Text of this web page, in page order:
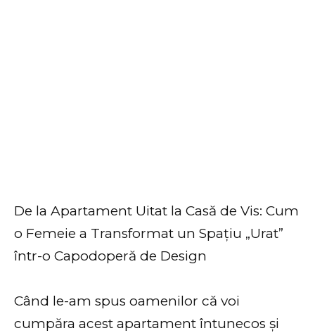
De la Apartament Uitat la Casă de Vis: Cum
o Femeie a Transformat un Spațiu „Urat”
într-o Capodoperă de Design
Când le-am spus oamenilor că voi
cumpăra acest apartament întunecos și